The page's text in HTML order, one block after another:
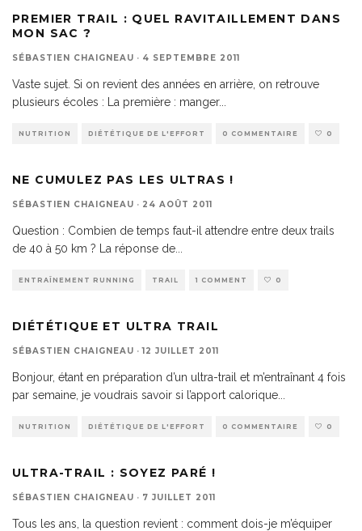
PREMIER TRAIL : QUEL RAVITAILLEMENT DANS
MON SAC ?
SÉBASTIEN CHAIGNEAU · 4 SEPTEMBRE 2011
Vaste sujet. Si on revient des années en arrière, on retrouve
plusieurs écoles : La première : manger...
NUTRITION DIÉTÉTIQUE DE L'EFFORT 0 COMMENTAIRE 0
NE CUMULEZ PAS LES ULTRAS !
SÉBASTIEN CHAIGNEAU · 24 AOÛT 2011
Question : Combien de temps faut-il attendre entre deux trails
de 40 à 50 km ? La réponse de
ENTRAÎNEMENT RUNNING TRAIL 1 COMMENT 0
DIÉTÉTIQUE ET ULTRA TRAIL
SÉBASTIEN CHAIGNEAU · 12 JUILLET 2011
Bonjour, étant en préparation d’un ultra-trail et m’entraînant 4 fois
par semaine, je voudrais savoir si l’apport calorique
NUTRITION DIÉTÉTIQUE DE L'EFFORT 0 COMMENTAIRE 0
ULTRA-TRAIL : SOYEZ PARÉ !
SÉBASTIEN CHAIGNEAU · 7 JUILLET 2011
Tous les ans, la question revient : comment dois-je m’équiper